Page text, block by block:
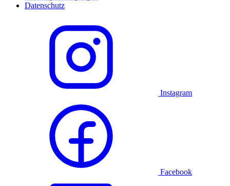
Datenschutz
Instagram
Facebook